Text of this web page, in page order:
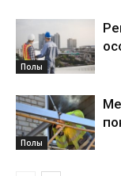
Полы
Полы